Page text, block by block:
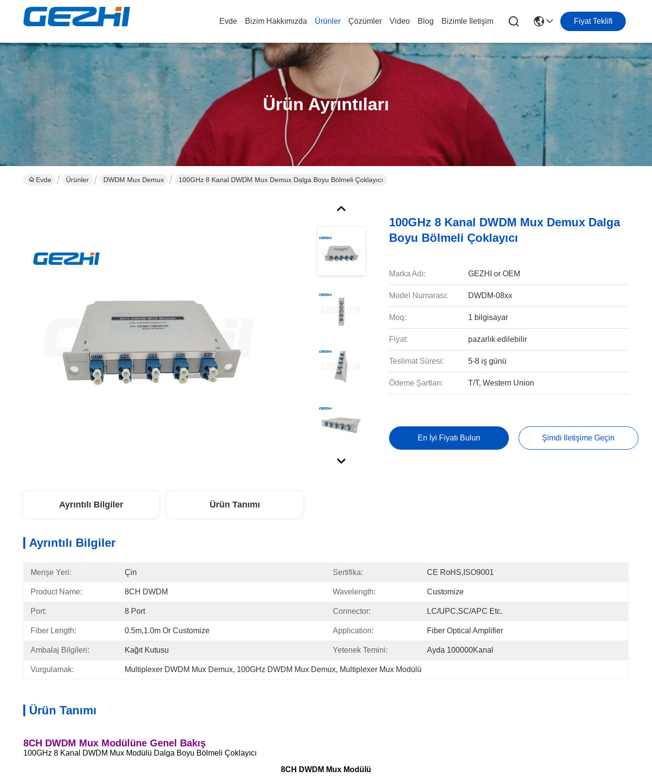
Evde Bizim Hakkımızda Ürünler Çözümler Video Blog Bizimle İletişim Fiyat Teklifi
Ürün Ayrıntıları
Evde Ürünler DWDM Mux Demux 100GHz 8 Kanal DWDM Mux Demux Dalga Boyu Bölmeli Çoklayıcı
100GHz 8 Kanal DWDM Mux Demux Dalga
Boyu Bölmeli Çoklayıcı
Marka Adı: GEZHI or OEM
Model Numarası: DWDM-08xx
Moq: 1 bilgisayar
Fiyat: pazarlık edilebilir
Teslimat Süresi: 5-8 iş günü
Ödeme Şartları: T/T, Western Union
En İyi Fiyatı Bulun Şimdi Iletişime Geçin
Ayrıntılı Bilgiler Ürün Tanımı
Ayrıntılı Bilgiler
Menşe Yeri: Çin Sertifika: CE RoHS,ISO9001
Product Name: 8CH DWDM Wavelength: Customize
Port: 8 Port Connector: LC/UPC,SC/APC Etc.
Fiber Length: 0.5m,1.0m Or Customize Application: Fiber Optical Amplifier
Ambalaj Bilgileri: Kağıt Kutusu Yetenek Temini: Ayda 100000Kanal
Vurgulamak: Multiplexer DWDM Mux Demux, 100GHz DWDM Mux Demux, Multiplexer Mux Modülü
Ürün Tanımı
8CH DWDM Mux Modülüne Genel Bakış
100GHz 8 Kanal DWDM Mux Modülü Dalga Boyu Bölmeli Çoklayıcı
8CH DWDM Mux Modülü